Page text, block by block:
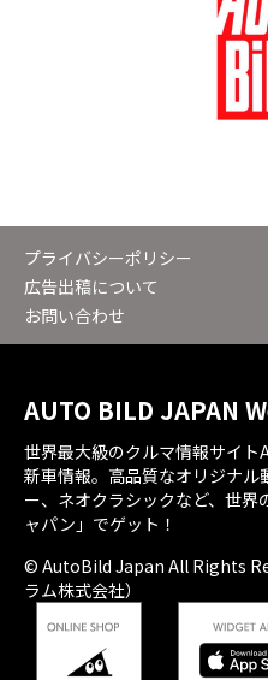
プライバシーポリシー
広告出稿について
お問い合わせ
AUTO BILD JAPAN
世界最大級のクルマ情報サイ
新車情報。高品質なオリジナル
ー、ネオクラシックなど、世
ャパン」でゲット！
© AutoBild Japan All Rights
ラム株式会社）